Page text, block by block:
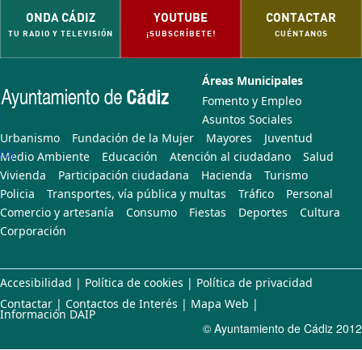
ONDA CÁDIZ
TU RADIO Y TELEVISIÓN
YOUTUBE
¡SUBSCRÍBETE!
CONTACTAR
CUÉNTANOS
Áreas Municipales
Fomento y Empleo
Asuntos Sociales
Urbanismo
Fundación de la Mujer Mayores
Juventud
Medio Ambiente
Educación Atención al ciudadano
Salud
Vivienda
Participación ciudadana Hacienda
Turismo
Policia
Transportes, vía pública y multas Tráfico
Personal
Comercio y artesanía
Consumo Fiestas Deportes
Cultura
Corporación
Accesibilidad | Política de cookies | Política de privacidad
Contactar | Contactos de Interés | Mapa Web |
Información DAIP
© Ayuntamiento de Cádiz 2012